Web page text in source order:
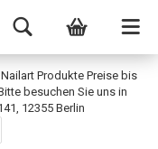
Produkte Preise bis
besuchen Sie uns in
12355 Berlin